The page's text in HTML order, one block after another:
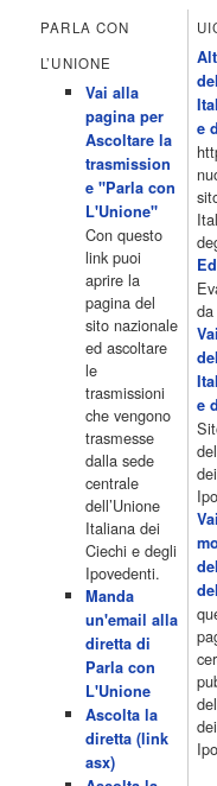
All News 16.05
Club 19.30 19.30
Monkeys 21.30 Sons of
programmiTv - ITALIA 1
Programmi 06.35
10.10 Telefilm:Supercar
Aperto 13.00 Studio
15.00 Telefilm:Paso
Cartoni animati 18.30
19.35 Medici miei
fortuna 21.10 […]
Acor3.it
programmiTv - LA 7
4
Programmi 06:00 - Tg
Flash07:00 - Omnibus ?
Omnibus09:50 - Coffee
men� di
Telefilm: Le strade di
Una scuola di paura
Acor3.it
programmiTv -
Programmi 2/3 06.00
TG5 Mattina 08.40
13.00 2/3 13.00 TG5
Uomini e donne 16.15
cinque(All'interno: TG5-
milionario 20.00 2/3
Telefilm:Amiche mie
Acor3.it
programmiTv - RETE 4
Programmi 05.40 TG4-
voi/Peste e corna e..
Telefilm:Charlie's
PARLA CON
L’UNIONE
Vai alla
pagina per
Ascoltare la
trasmission
e "Parla con
L'Unione"
Con questo
link puoi
aprire la
pagina del
sito nazionale
ed ascoltare
le
trasmissioni
che vengono
trasmesse
dalla sede
centrale
dell’Unione
Italiana dei
Ciechi e degli
Ipovedenti.
Manda
un'email alla
diretta di
Parla con
L'Unione
Ascolta la
diretta (link
asx)
e
da
e